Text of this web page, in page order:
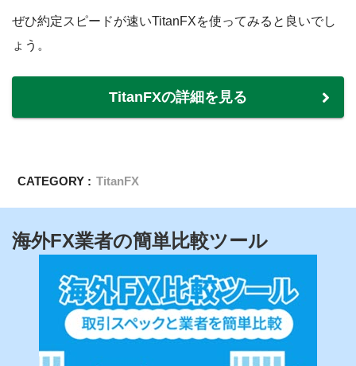
ぜひ約定スピードが速いTitanFXを使ってみると良いでし
ょう。
TitanFXの詳細を見る
CATEGORY : TitanFX
海外FX業者の簡単比較ツール